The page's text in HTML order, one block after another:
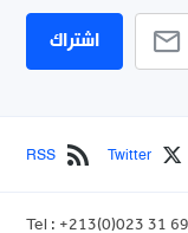
اشتراك
Twitter
RSS
Tel : +213(0)023 31